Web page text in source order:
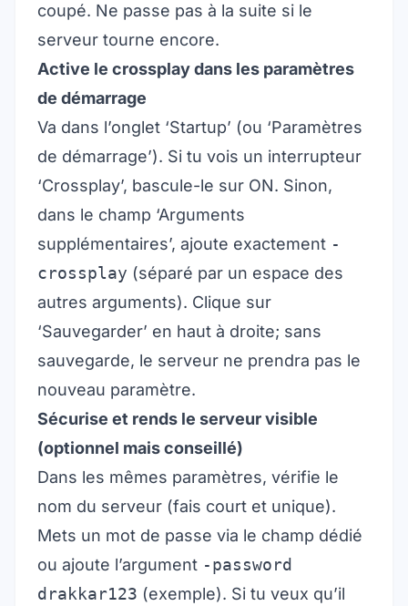
coupé. Ne passe pas à la suite si le
serveur tourne encore.
Active le crossplay dans les paramètres
de démarrage
Va dans l’onglet ‘Startup’ (ou ‘Paramètres
de démarrage’). Si tu vois un interrupteur
‘Crossplay’, bascule-le sur ON. Sinon,
dans le champ ‘Arguments
supplémentaires’, ajoute exactement -
crossplay (séparé par un espace des
autres arguments). Clique sur
‘Sauvegarder’ en haut à droite; sans
sauvegarde, le serveur ne prendra pas le
nouveau paramètre.
Sécurise et rends le serveur visible
(optionnel mais conseillé)
Dans les mêmes paramètres, vérifie le
nom du serveur (fais court et unique).
Mets un mot de passe via le champ dédié
ou ajoute l’argument -password
drakkar123 (exemple). Si tu veux qu’il